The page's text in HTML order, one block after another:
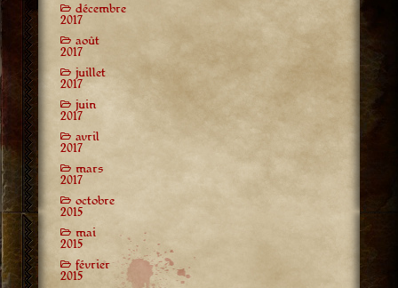
décembre
2017
août
2017
juillet
2017
juin
2017
avril
2017
mars
2017
octobre
2015
mai
2015
février
2015